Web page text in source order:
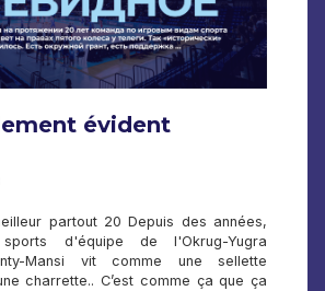
évident
partout 20 Depuis des années,
d'équipe de l'Okrug-Yugra
Mansi vit comme une sellette
charrette.. C’est comme ça que ça